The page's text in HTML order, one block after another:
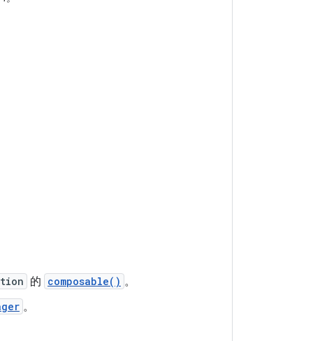
的 composable() 。
。